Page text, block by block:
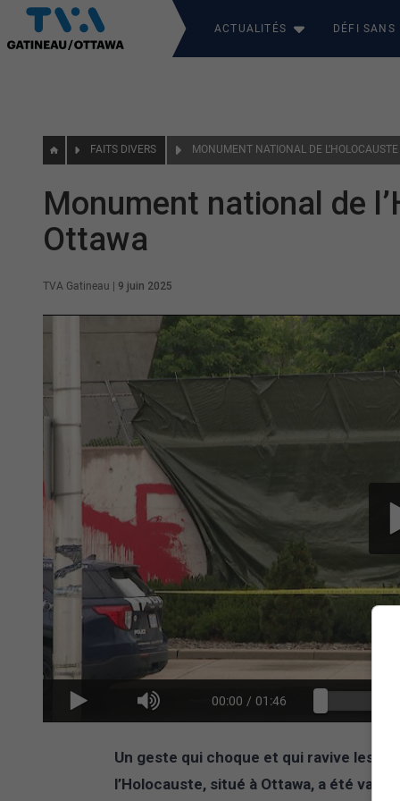
ACTUALITÉS DÉFI SANS
FAITS DIVERS
Monument national de
Ottawa
TVA Gatineau 9 juin 2025
00:00 / 01:46
Un geste qui choque et qui ravive les
l’Holocauste, situé à Ottawa, a été